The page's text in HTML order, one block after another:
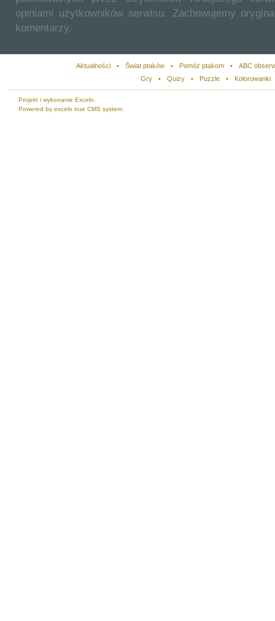
opiniami użytkowników serwisu. Zachowujemy
komentarzy.
Aktualności • Świat ptaków • Pomóż ptakom •
ABC
Gry
• Quizy • Puzzle • Kolorowanki
Projekt i wykonanie Excelo.
Powered by excelo true CMS system.